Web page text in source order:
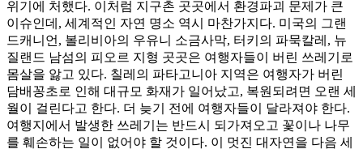
위기에 처했다. 이처럼 지구촌 곳곳에서 환경파괴 문제가 큰
이슈인데, 세계적인 자연 명소 역시 마찬가지다. 미국의 그랜
드캐니언, 볼리비아의 우유니 소금사막, 터키의 파묵칼레, 뉴
질랜드 남섬의 피오르 지형 곳곳은 여행자들이 버린 쓰레기로
몸살을 앓고 있다. 칠레의 파타고니아 지역은 여행자가 버린
담배꽁초로 인해 대규모 화재가 일어났고, 복원되려면 오랜 세
월이 걸린다고 한다. 더 늦기 전에 여행자들이 달라져야 한다.
여행지에서 발생한 쓰레기는 반드시 되가져오고 꽃이나 나무
를 훼손하는 일이 없어야 할 것이다. 이 멋진 대자연을 다음 세